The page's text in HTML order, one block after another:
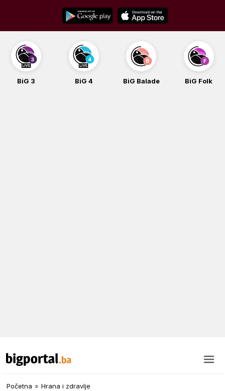
content
BiG 3 BiG 4 BiG Balade BiG Folk
Početna » Hrana i zdravlje